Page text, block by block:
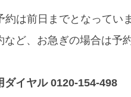
約は前日までとなってい
など、お急ぎの場合は予
イヤル 0120-154-498